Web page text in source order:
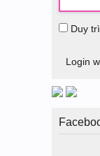
Duy
Login